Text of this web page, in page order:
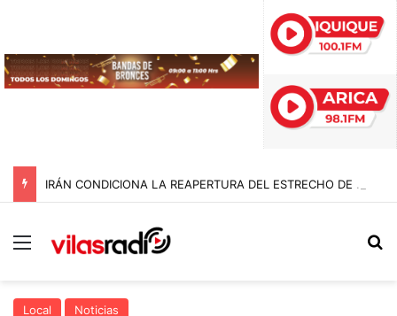
IRÁN CONDICIONA LA REAPERTURA DEL ESTRECHO DE ORMUZ Y EXIGE A ESTADOS UNIDOS EL FIN DEL BLOQUEO Y REPARACIONES DE GUERRA
Menú
Local Noticias